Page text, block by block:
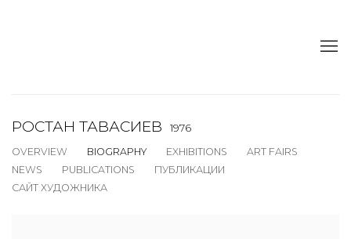
РОСТАН ТАВАСИЕВ
1976
OVERVIEW
BIOGRAPHY EXHIBITIONS
ART FAIRS
NEWS
PUBLICATIONS
ПУБЛИКАЦИИ
САЙТ ХУДОЖНИКА